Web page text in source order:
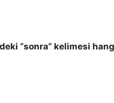
“sonra” kelimesi